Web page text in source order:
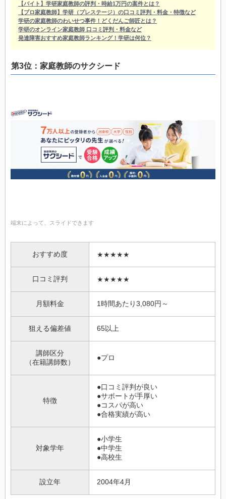
【バイト】学研家庭教師の評判・時給1万円の案件とは？
【プロ家庭教師】学研（プレステージ）の口コミ評判・料金・特徴など
学研の家庭教師のわいせつ事件！どくだんご師匠とは？
学研のオンライン家庭教師 口コミ評判・料金など
発達障害おすすめ家庭教師ランキング！学研は何位？
第3位：家庭教師のサクシード
端末によって、スライドできます
おすすめ度 ★★★★★
口コミ評判 ★★★★★
月額料金 1時間あたり3,080円～
狙える偏差値 65以上
講師区分
（在籍講師数）
●プロ
特徴
●口コミ評判が良い
●サポートが手厚い
●コスパが高い
●合格実績が高い
対象学年
●小学生
●中学生
●高校生
設立年 2004年4月